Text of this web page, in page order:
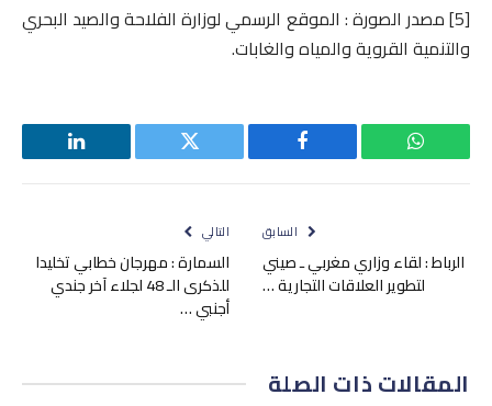
[5] مصدر الصورة : الموقع الرسمي لوزارة الفلاحة والصيد البحري
والتنمية القروية والمياه والغابات‎.
واتساب فيسبوك تويتر لينكدإن
السابق
الرباط : لقاء وزاري مغربي ـ صيني
لتطوير العلاقات التجارية …
التالي
السمارة : مهرجان خطابي تخليدا
للذكرى الـ 48 لجلاء آخر جندي
أجنبي …
المقالاتذات الصلة